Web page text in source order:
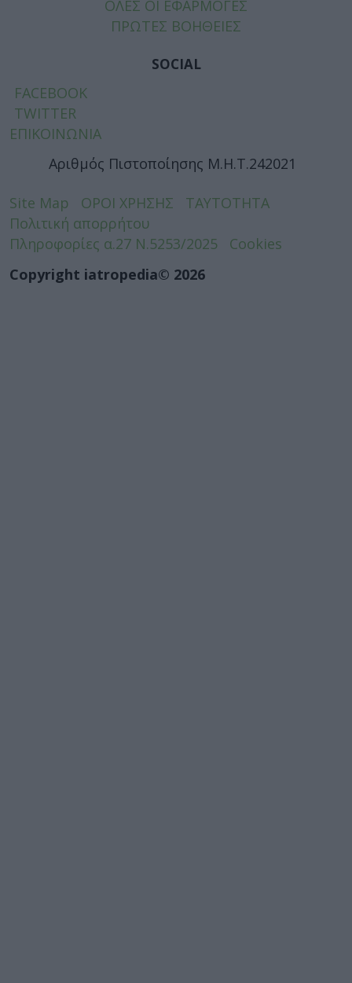
ΟΛΕΣ ΟΙ ΕΦΑΡΜΟΓΕΣ
ΠΡΩΤΕΣ ΒΟΗΘΕΙΕΣ
SOCIAL
FACEBOOK
TWITTER
ΕΠΙΚΟΙΝΩΝΙΑ
Αριθμός Πιστοποίησης Μ.Η.Τ.242021
Site Map ΟΡΟΙ ΧΡΗΣΗΣ
ΤΑΥΤΟΤΗΤΑ
Πολιτική απορρήτου
Πληροφορίες α.27 Ν.5253/2025
Cookies
Copyright iatropedia© 2026